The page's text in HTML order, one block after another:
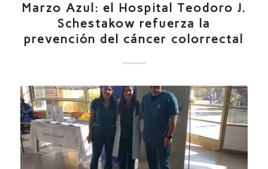
Marzo Azul: el Hospital Teodoro J.
Schestakow refuerza la
prevención del cáncer colorrectal